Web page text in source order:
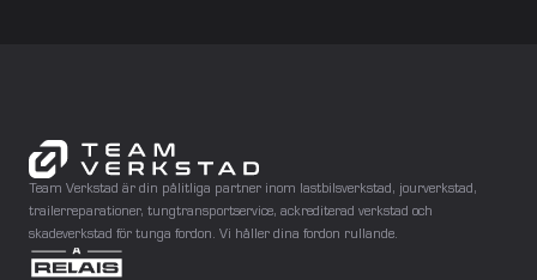
Team Verkstad är din pålitliga partner inom lastbilsverkstad, jourverkstad,
trailerreparationer, tungtransportservice, ackrediterad verkstad och
skadeverkstad för tunga fordon. Vi håller dina fordon rullande.